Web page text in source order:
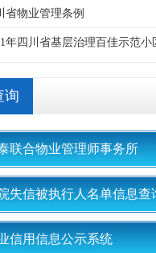
省物业管理条例
年四川省基层治理百佳示范小
询
联合物业管理师事务所
失信被执行人名单信息查
信用信息公示系统